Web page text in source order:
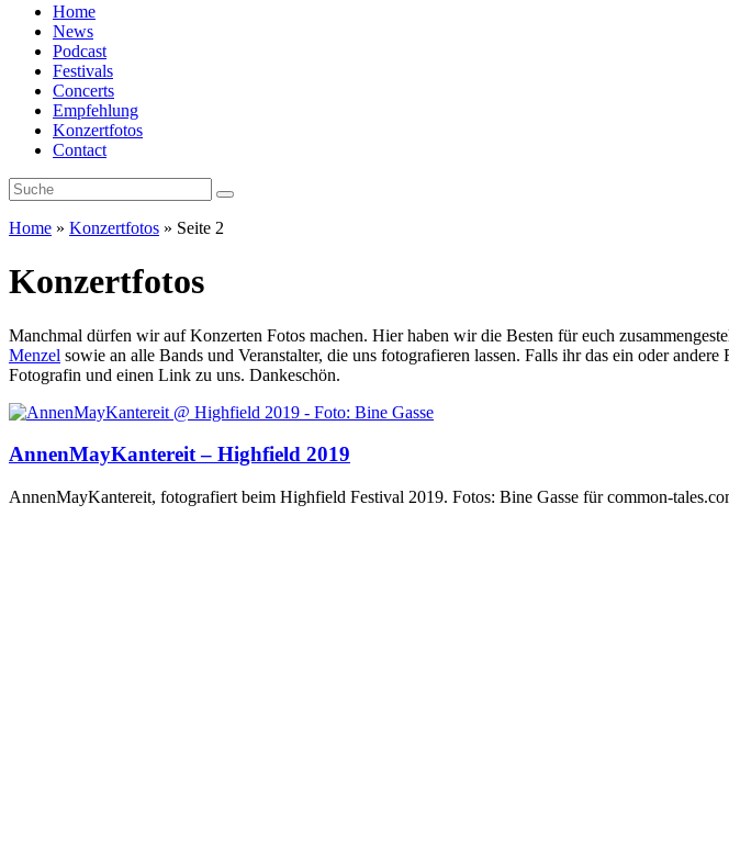
Home
News
Podcast
Festivals
Concerts
Empfehlung
Konzertfotos
Contact
Home » Konzertfotos » Seite 2
Konzertfotos
Manchmal dürfen wir auf Konzerten Fotos machen. Hier haben wir die Besten für euch
Menzel sowie an alle Bands und Veranstalter, die uns fotografieren lassen. Falls ihr das ein oder
Fotografin und einen Link zu uns. Dankeschön.
AnnenMayKantereit – Highfield 2019
AnnenMayKantereit, fotografiert beim Highfield Festival 2019. Fotos: Bine Gasse für common-